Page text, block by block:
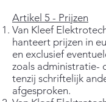
Artikel 5 - Prijzen
Van Kleef
hanteert prijzen in
en exclusief
zoals administratie-
tenzij schriftelijk
afgesproken.